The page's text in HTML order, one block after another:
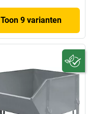
Toon 9 varianten